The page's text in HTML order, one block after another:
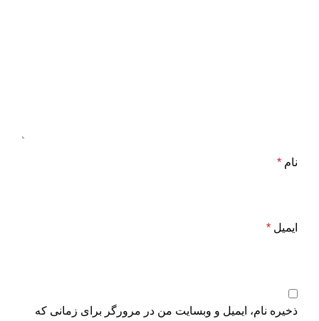
نام *
ایمیل *
ذخیره نام، ایمیل و وبسایت من در مرورگر برای زمانی که